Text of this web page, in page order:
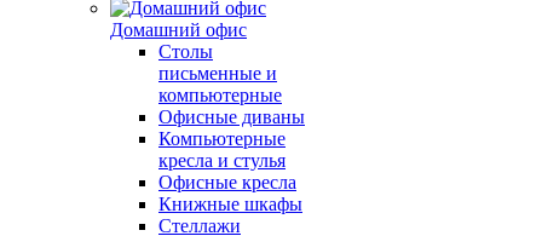
Домашний офис
Столы
письменные и
компьютерные
Офисные диваны
Компьютерные
кресла и стулья
Офисные кресла
Книжные шкафы
Стеллажи